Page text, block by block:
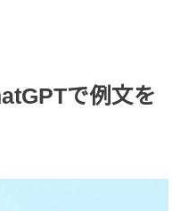
で例文を